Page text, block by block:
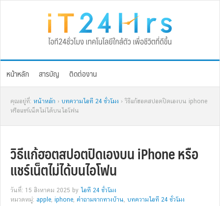
หน้าหลัก สารบัญ ติดต่องาน
คุณอยู่ที่: หน้าหลัก › บทความไอที 24 ชั่วโมง › วิธีแก้ฮอตสปอตปิดเองบน iphone
หรือแชร์เน็ตไม่ได้บนไอโฟน
วิธีแก้ฮอตสปอตปิดเองบน iPhone หรือ
แชร์เน็ตไม่ได้บนไอโฟน
วันที่: 15 สิงหาคม 2025 by ไอที 24 ชั่วโมง
หมวดหมู่: apple, iphone, คำถามจากทางบ้าน, บทความไอที 24 ชั่วโมง